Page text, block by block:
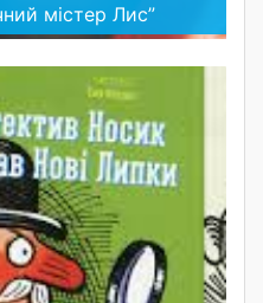
містер Лис”